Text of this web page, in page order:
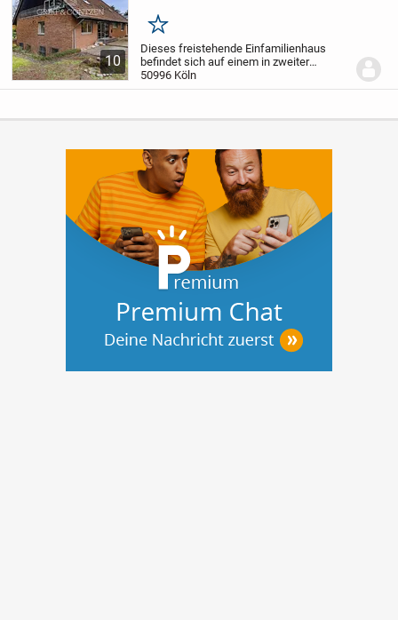
10
Merken
Dieses freistehende Einfamilienhaus
befindet sich auf einem in zweiter
Baureihe zur Straße gelegenen,
großzügigen Süd-West-Grundstück von
50996 Köln